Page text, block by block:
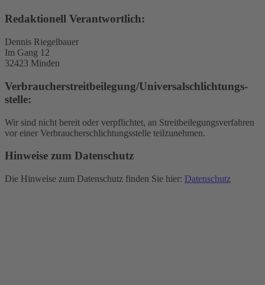
Redaktionell Verantwortlich:
Dennis Riegelbauer
Im Gang 12
32423 Minden
Verbraucher­streit­beilegung/Universal­schlichtungs­
stelle:
Wir sind nicht bereit oder verpflichtet, an Streitbeilegungsverfahren
vor einer Verbraucherschlichtungsstelle teilzunehmen.
Hinweise zum Datenschutz
Die Hinweise zum Datenschutz finden Sie hier: Datenschutz